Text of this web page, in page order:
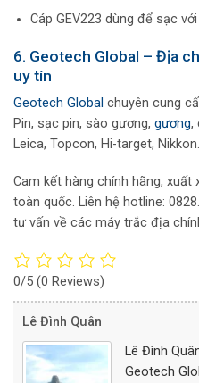
Cáp GEV223 dùng để sạc
6. Geotech Global – Địa
uy tín
Geotech Global chuyên cung
Pin, sạc pin, sào gương, gương,
Leica, Topcon, Hi-target,
Cam kết hàng chính hãng, xuất
toàn quốc. Liên hệ hotline:
tư vấn về các máy trắc địa
0/5 (0 Reviews)
Lê Đình Quân
Lê Đình
Geotech